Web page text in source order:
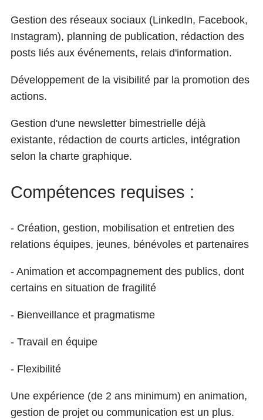
Gestion des réseaux sociaux (LinkedIn, Facebook,
Instagram), planning de publication, rédaction des
posts liés aux événements, relais d'information.
Développement de la visibilité par la promotion des
actions.
Gestion d'une newsletter bimestrielle déjà
existante, rédaction de courts articles, intégration
selon la charte graphique.
Compétences requises :
- Création, gestion, mobilisation et entretien des
relations équipes, jeunes, bénévoles et partenaires
- Animation et accompagnement des publics, dont
certains en situation de fragilité
- Bienveillance et pragmatisme
- Travail en équipe
- Flexibilité
Une expérience (de 2 ans minimum) en animation,
gestion de projet ou communication est un plus.